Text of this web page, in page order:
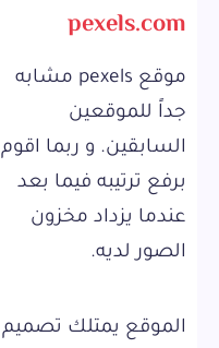
pexels.com
موقع pexels مشابه
جداً للموقعين
السابقين. و ربما اقوم
برفع ترتيبه فيما بعد
عندما يزداد مخزون
الصور لديه.
الموقع يمتلك تصميم